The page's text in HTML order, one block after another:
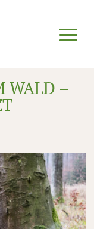
WALD –